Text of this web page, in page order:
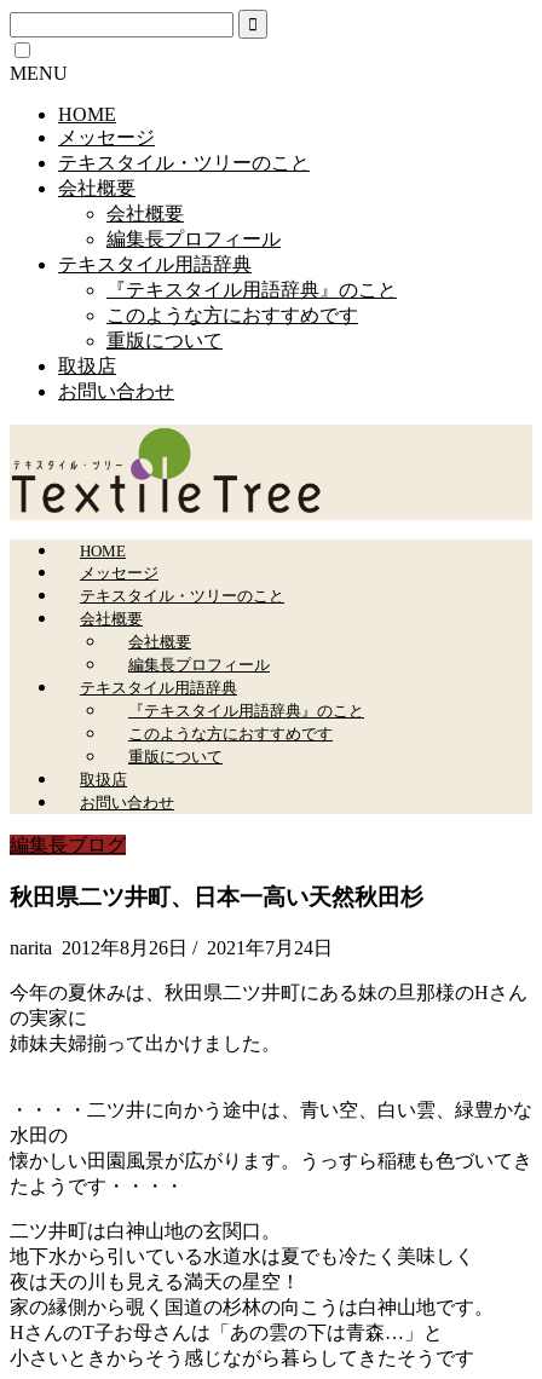
MENU
HOME
メッセージ
テキスタイル・ツリーのこと
会社概要
会社概要
編集長プロフィール
テキスタイル用語辞典
『テキスタイル用語辞典』のこと
このような方におすすめです
重版について
取扱店
お問い合わせ
HOME
メッセージ
テキスタイル・ツリーのこと
会社概要
会社概要
編集長プロフィール
テキスタイル用語辞典
『テキスタイル用語辞典』のこと
このような方におすすめです
重版について
取扱店
お問い合わせ
編集長ブログ
秋田県二ツ井町、日本一高い天然秋田杉
narita 2012年8月26日 / 2021年7月24日
今年の夏休みは、秋田県二ツ井町にある妹の旦那様のHさん
の実家に
姉妹夫婦揃って出かけました。
・・・・二ツ井に向かう途中は、青い空、白い雲、緑豊かな
水田の
懐かしい田園風景が広がります。うっすら稲穂も色づいてき
たようです・・・・
二ツ井町は白神山地の玄関口。
地下水から引いている水道水は夏でも冷たく美味しく
夜は天の川も見える満天の星空！
家の縁側から覗く国道の杉林の向こうは白神山地です。
HさんのT子お母さんは「あの雲の下は青森…」と
小さいときからそう感じながら暮らしてきたそうです